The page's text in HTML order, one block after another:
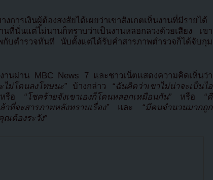
การเงินผู้ต้องสงสัยได้เผยว่าเขาสังเกตเห็นงานที่มีรายได้
นที่นั่นแต่ไม่นานก็ทราบว่าเป็นงานหลอกลวงด้วยเสียง เขา
กับตำรวจทันที นับตั้งแต่ได้รับคำสารภาพตำรวจก็ได้จับกุม
านผ่าน MBC News 7 และชาวเน็ตแสดงความคิดเห็นว่า
ไม่โดนลงโทษนะ”บ้างกล่าว “ฉันคิดว่าเขาไม่น่าจะเป็นไอ
รือ “โชคร้ายจังเขาเองก็โดนหลอกเหมือนกัน” หรือ “ดี
ที่จะสารภาพหลังทราบเรื่อง”และ “มีคนจำนวนมากถูก
ต้องระวัง”